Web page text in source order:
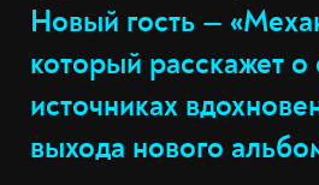
Новый гость —
который расскажет о
источниках
выхода нового